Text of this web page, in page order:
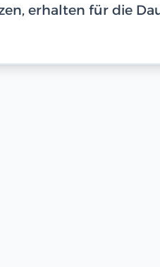
erhalten für die